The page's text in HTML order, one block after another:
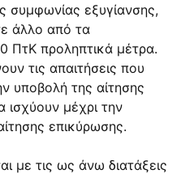
συμφωνίας εξυγίανσης,
άλλο από τα
ΠτΚ προληπτικά μέτρα.
τις απαιτήσεις που
υποβολή της αίτησης
μέχρι την
επικύρωσης.
με τις ως άνω διατάξεις